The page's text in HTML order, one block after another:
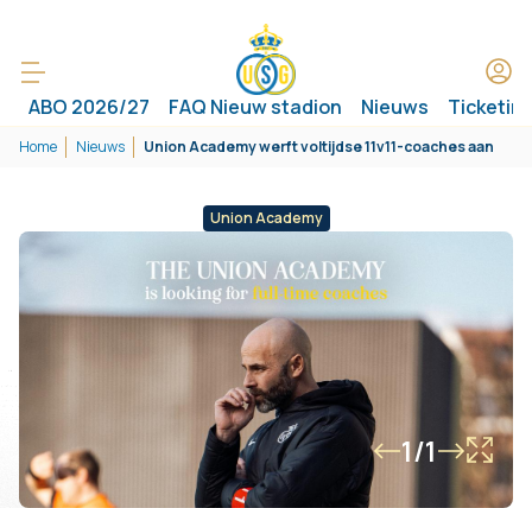
ABO 2026/27 FAQ Nieuw stadion Nieuws
Home Nieuws Union Academy werft voltijdse 11v11-coaches aan
Union Academy
1/1